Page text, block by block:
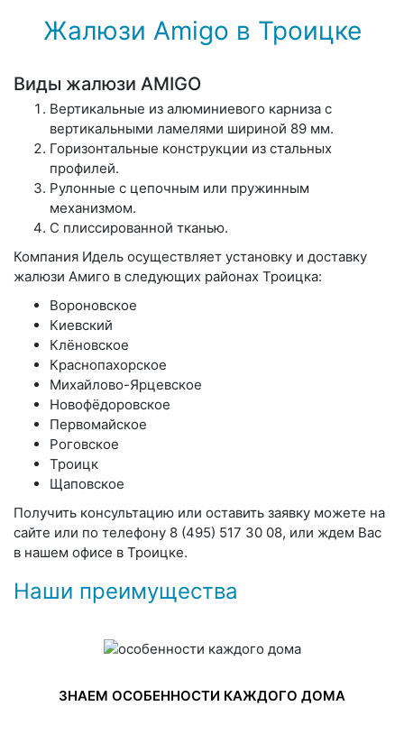
Жалюзи Amigo в Троицке
Виды жалюзи AMIGO
Вертикальные из алюминиевого карниза с
вертикальными ламелями шириной 89 мм.
Горизонтальные конструкции из стальных
профилей.
Рулонные с цепочным или пружинным
механизмом.
С плиссированной тканью.
Компания Идель осуществляет установку и доставку
жалюзи Амиго в следующих районах Троицка:
Вороновское
Киевский
Клёновское
Краснопахорское
Михайлово-Ярцевское
Новофёдоровское
Первомайское
Роговское
Троицк
Щаповское
Получить консультацию или оставить заявку можете на
сайте или по телефону 8 (495) 517 30 08, или ждем Вас
в нашем офисе в Троицке.
Наши преимущества
ЗНАЕМ ОСОБЕННОСТИ КАЖДОГО ДОМА